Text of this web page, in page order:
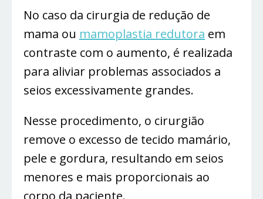
No caso da cirurgia de redução de
mama ou mamoplastia redutora em
contraste com o aumento, é realizada
para aliviar problemas associados a
seios excessivamente grandes.
Nesse procedimento, o cirurgião
remove o excesso de tecido mamário,
pele e gordura, resultando em seios
menores e mais proporcionais ao